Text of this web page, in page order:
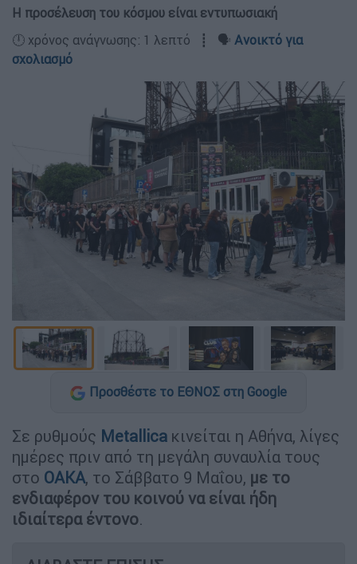
Η προσέλευση του κόσμου είναι εντυπωσιακή
🕛 χρόνος ανάγνωσης: 1 λεπτό ┋ 🗣️ Ανοικτό για
σχολιασμό
Προσθέστε το ΕΘΝΟΣ στη Google
Σε ρυθμούς Metallica κινείται η Αθήνα, λίγες
ημέρες πριν από τη μεγάλη συναυλία τους
στο ΟΑΚΑ, το Σάββατο 9 Μαΐου, με το
ενδιαφέρον του κοινού να είναι ήδη
ιδιαίτερα έντονο.